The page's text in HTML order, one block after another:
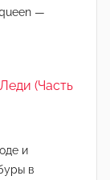
—
(Часть
и
в